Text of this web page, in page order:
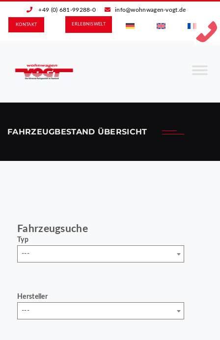
+49 (0) 681-99288-0 info@wohnwagen-vogt.de
ERLEBNIS­WELT
KONTAKT
FAHRZEUGBESTAND ÜBERSICHT
Fahrzeugsuche
Typ
---
Hersteller
---